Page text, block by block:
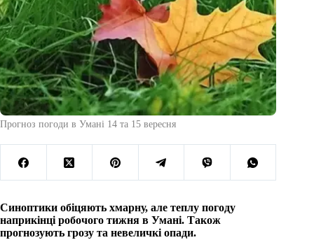
Прогноз погоди в Умані 14 та 15 вересня
Синоптики обіцяють хмарну, але теплу погоду
наприкінці робочого тижня в Умані. Також
прогнозують грозу та невеличкі опади.